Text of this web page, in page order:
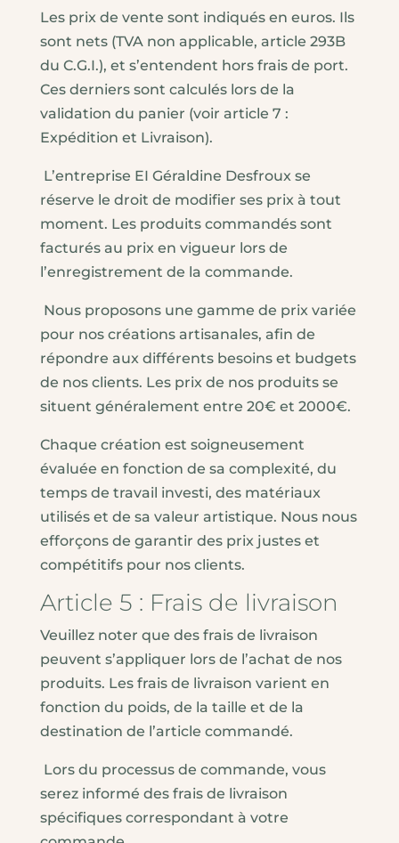
Les prix de vente sont indiqués en euros. Ils
sont nets (TVA non applicable, article 293B
du C.G.I.), et s’entendent hors frais de port.
Ces derniers sont calculés lors de la
validation du panier (voir article 7 :
Expédition et Livraison).
L’entreprise EI Géraldine Desfroux se
réserve le droit de modifier ses prix à tout
moment. Les produits commandés sont
facturés au prix en vigueur lors de
l’enregistrement de la commande.
Nous proposons une gamme de prix variée
pour nos créations artisanales, afin de
répondre aux différents besoins et budgets
de nos clients. Les prix de nos produits se
situent généralement entre 20€ et 2000€.
Chaque création est soigneusement
évaluée en fonction de sa complexité, du
temps de travail investi, des matériaux
utilisés et de sa valeur artistique. Nous nous
efforçons de garantir des prix justes et
compétitifs pour nos clients.
Article 5 : Frais de livraison
Veuillez noter que des frais de livraison
peuvent s’appliquer lors de l’achat de nos
produits. Les frais de livraison varient en
fonction du poids, de la taille et de la
destination de l’article commandé.
Lors du processus de commande, vous
serez informé des frais de livraison
spécifiques correspondant à votre